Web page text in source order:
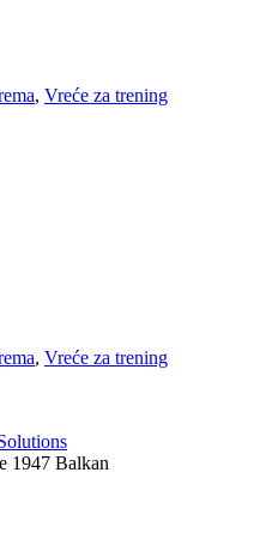
, Vreće za trening
, Vreće za trening
1947 Balkan